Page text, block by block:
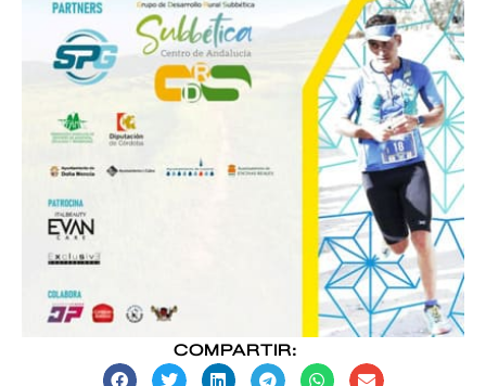
COMPARTIR: